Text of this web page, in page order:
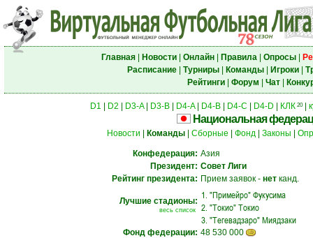
Главная| Новости| Онлайн| Правила| Опросы|
Расписание| Турниры| Команды| Игроки|
Рейтинги| Форум Чат|
D1 D2 D3-A| D3-B| D4-A| D4-B| D4-C D4-D КЛК20|
Национальная
Новости Команды| Сборные Фонд| Законы
Конфедерация: Азия
Президент: Совет Лиги
Рейтинг президента: Прием заявок - нет канд.
Лучшие стадионы:
весь список
1. "Примейро" Фукусима
2. "Токио" Токио
3. "Тегевадзаро" Миядзаки
Фонд федерации: 48 530 000